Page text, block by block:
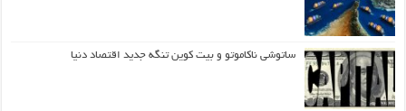
ساتوشی ناکاموتو و بیت کوین تنگه جدید اقتصاد دنیا